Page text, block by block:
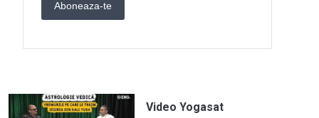
Video Yogasat